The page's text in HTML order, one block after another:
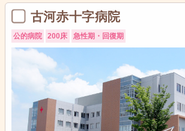
古河赤十字病院
公的病院 200床 急性期・回復期